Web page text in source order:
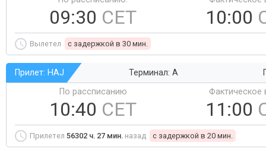
09:30 CET 10:00
Вылетел c задержкой в 30 мин.
Прилет: HAJ Терминал: A
По рассписанию
10:40 CET
Фактическое
11:00
Прилетел 56302 ч. 27 мин. назад c задержкой в 20 мин.